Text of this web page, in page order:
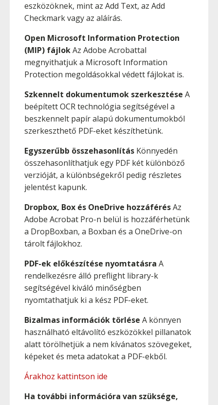
eszközöknek, mint az Add Text, az Add
Checkmark vagy az aláírás.
Open Microsoft Information Protection
(MIP) fájlokAz Adobe Acrobattal
megnyithatjuk a Microsoft Information
Protection megoldásokkal védett fájlokat is.
Szkennelt dokumentumok szerkesztése A
beépített OCR technológia segítségével a
beszkennelt papír alapú dokumentumokból
szerkeszthető PDF-eket készíthetünk.
Egyszerűbb összehasonlítás Könnyedén
összehasonlíthatjuk egy PDF két különböző
verzióját, a különbségekről pedig részletes
jelentést kapunk.
Dropbox, Box és OneDrive hozzáférésAz
Adobe Acrobat Pro-n belül is hozzáférhetünk
a DropBoxban, a Boxban és a OneDrive-on
tárolt fájlokhoz.
PDF-ek előkészítése nyomtatásra A
rendelkezésre álló preflight library-k
segítségével kiváló minőségben
nyomtathatjuk ki a kész PDF-eket.
Bizalmas információk törlése A könnyen
használható eltávolító eszközökkel pillanatok
alatt törölhetjük a nem kívánatos szövegeket,
képeket és meta adatokat a PDF-ekből.
Árakhoz kattintson ide
Ha további információra van szüksége,